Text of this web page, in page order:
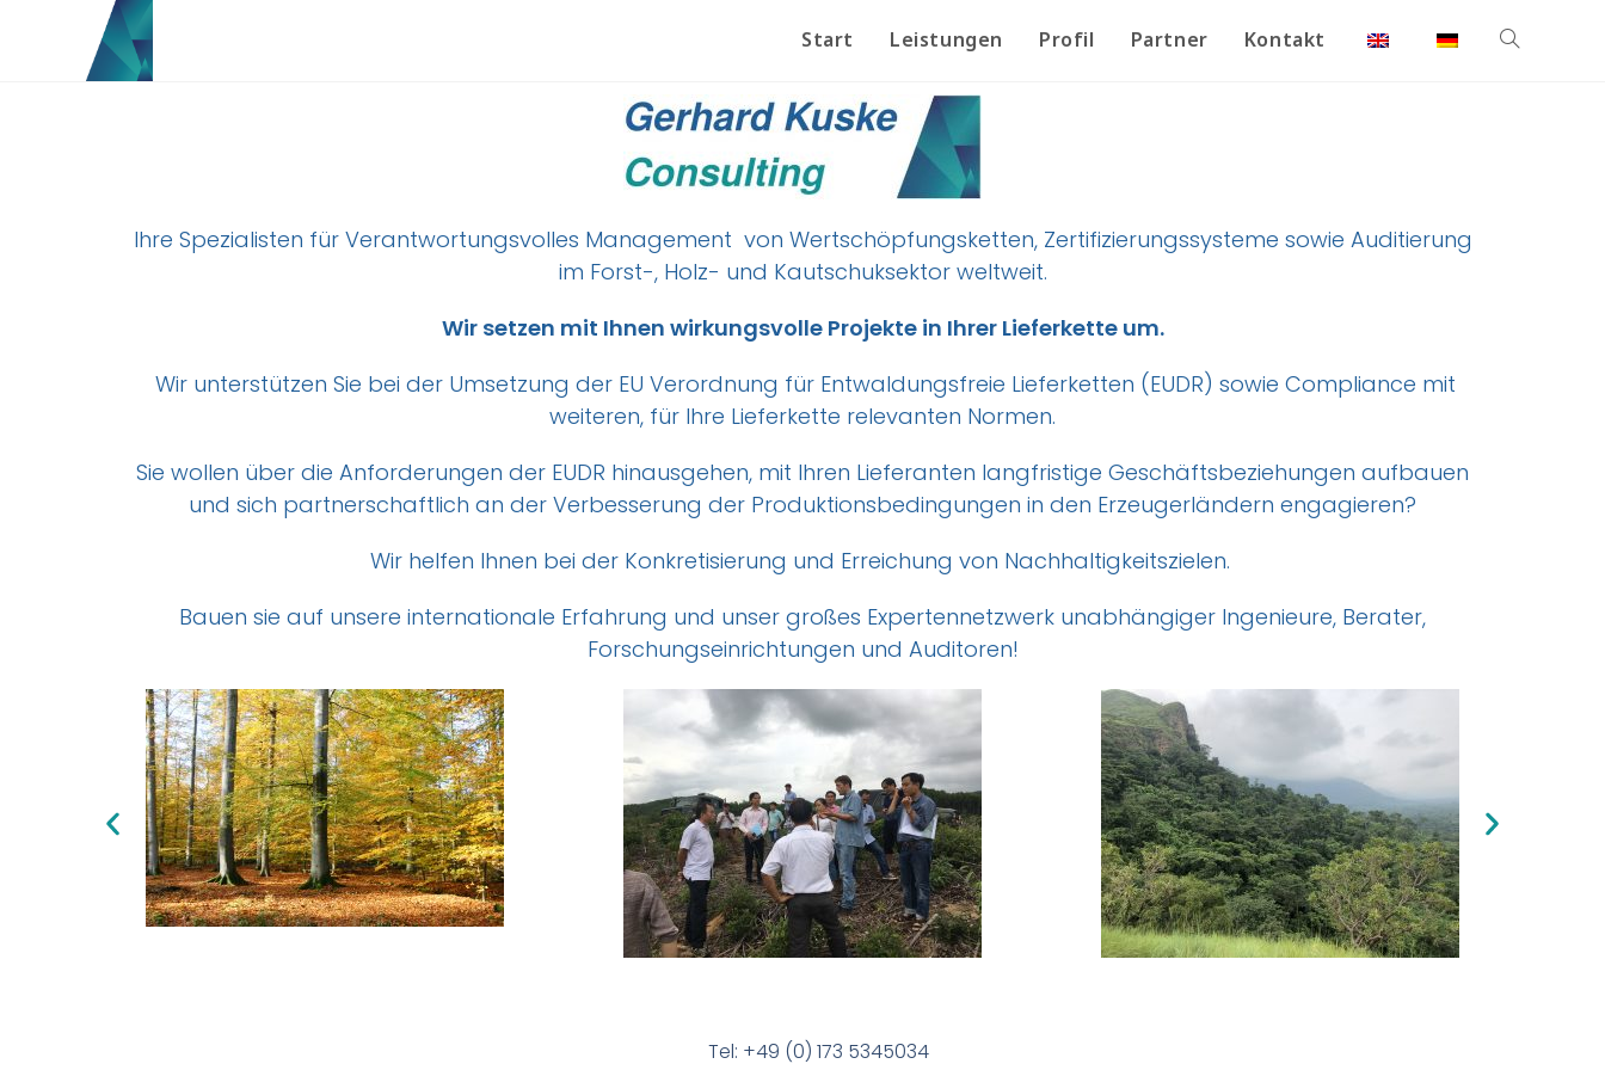
Start Leistungen Profil Partner Kontakt
Ihre Spezialisten für Verantwortungsvolles Management von Wertschöpfungsketten, Zertifizierungssysteme sowie Auditierung
im Forst-, Holz- und Kautschuksektor weltweit.
Wir setzen mit Ihnen wirkungsvolle Projekte in Ihrer Lieferkette um.
Wir unterstützen Sie bei der Umsetzung der EU Verordnung für Entwaldungsfreie Lieferketten (EUDR) sowie Compliance mit
weiteren, für Ihre Lieferkette relevanten Normen.
Sie wollen über die Anforderungen der EUDR hinausgehen, mit Ihren Lieferanten langfristige Geschäftsbeziehungen aufbauen
und sich partnerschaftlich an der Verbesserung der Produktionsbedingungen in den Erzeugerländern engagieren?
Wir helfen Ihnen bei der Konkretisierung und Erreichung von Nachhaltigkeitszielen.
Bauen sie auf unsere internationale Erfahrung und unser großes Expertennetzwerk unabhängiger Ingenieure, Berater,
Forschungseinrichtungen und Auditoren!
Tel: +49 (0) 173 5345034